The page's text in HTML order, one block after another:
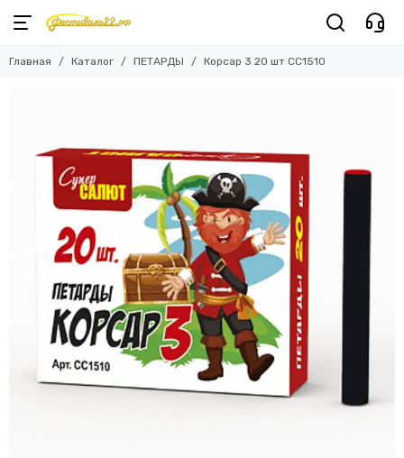
Главная Каталог ПЕТАРДЫ Корсар 3 20 шт СС1510